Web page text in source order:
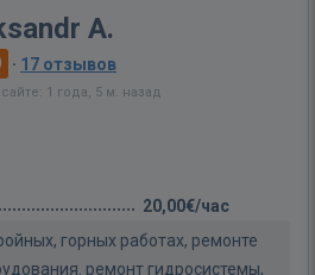
A.
· 17 отзывов
1 года, 5 м. назад
20,00€/час
горных работах, ремонте
ремонт гидросистемы,